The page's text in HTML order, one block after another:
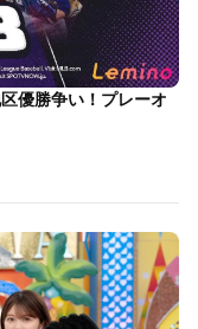
優勝争い！プレーオ